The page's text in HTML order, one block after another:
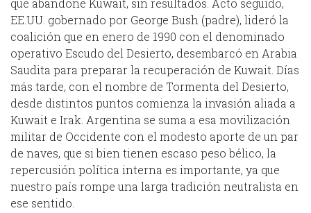
que abandone Kuwait, sin resultados. Acto seguido,
EE.UU. gobernado por George Bush (padre), lideró la
coalición que en enero de 1990 con el denominado
operativo Escudo del Desierto, desembarcó en Arabia
Saudita para preparar la recuperación de Kuwait. Días
más tarde, con el nombre de Tormenta del Desierto,
desde distintos puntos comienza la invasión aliada a
Kuwait e Irak. Argentina se suma a esa movilización
militar de Occidente con el modesto aporte de un par
de naves, que si bien tienen escaso peso bélico, la
repercusión política interna es importante, ya que
nuestro país rompe una larga tradición neutralista en
ese sentido.